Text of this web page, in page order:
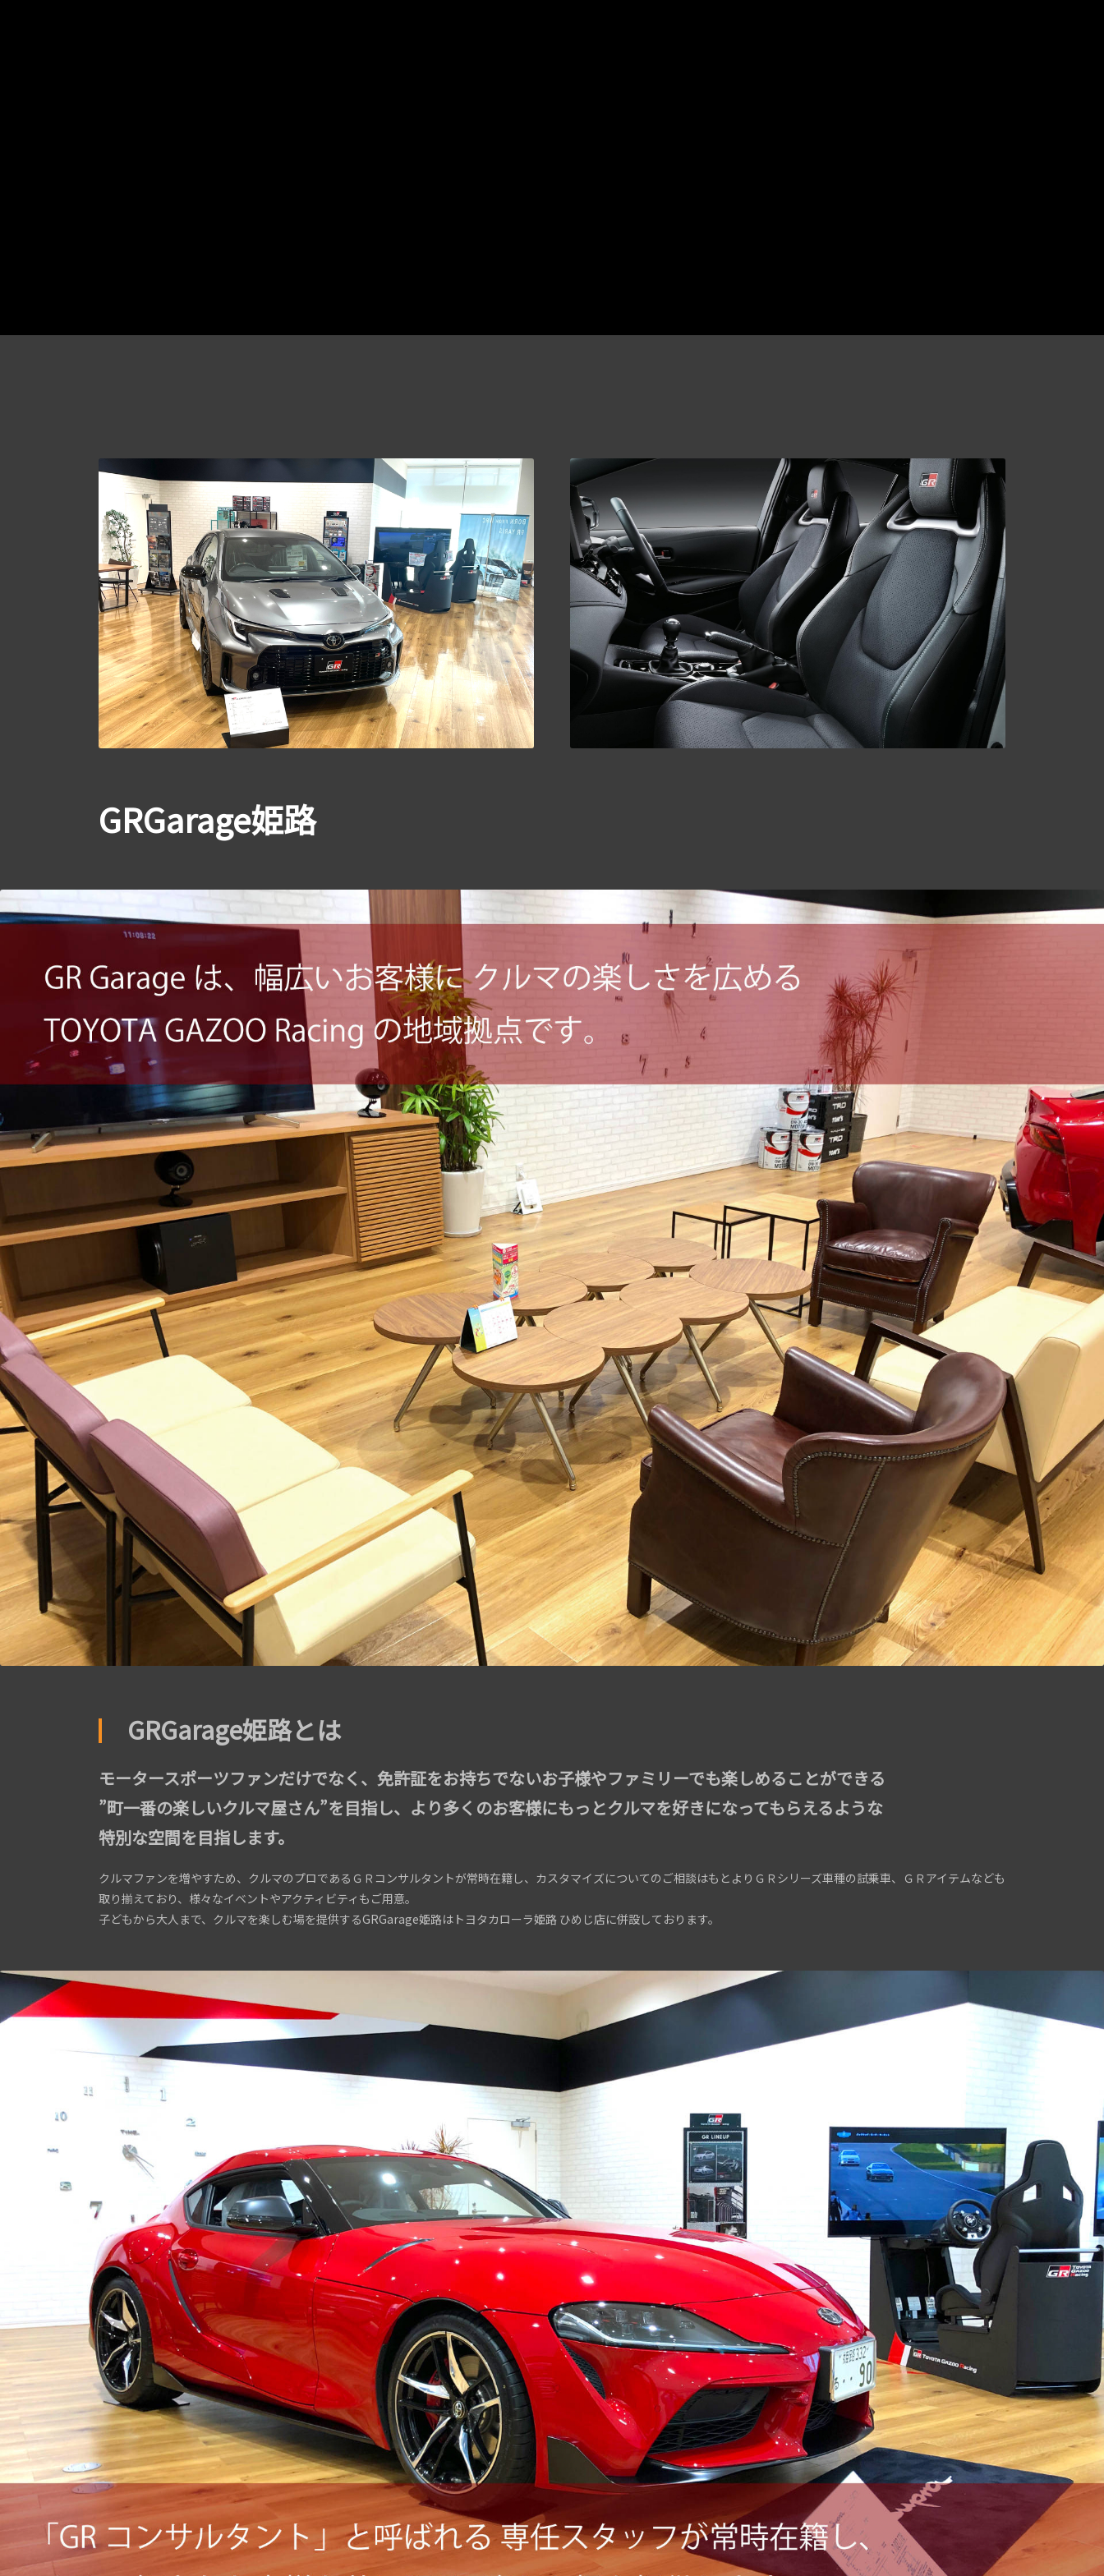
GRGarage姫路
GRGarage姫路とは
モータースポーツファンだけでなく、免許証をお持ちでないお子様やファミリーでも楽しめることができる
”町一番の楽しいクルマ屋さん”を目指し、より多くのお客様にもっとクルマを好きになってもらえるような
特別な空間を目指します。
クルマファンを増やすため、クルマのプロであるＧＲコンサルタントが常時在籍し、カスタマイズについてのご相談はもとよりＧＲシリーズ車種の試乗車、ＧＲアイテムなども
取り揃えており、様々なイベントやアクティビティもご用意。
子どもから大人まで、クルマを楽しむ場を提供するGRGarage姫路はトヨタカローラ姫路 ひめじ店に併設しております。